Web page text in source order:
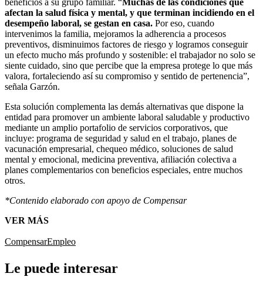
afectan la salud física y mental, y que terminan incidiendo en el
desempeño laboral, se gestan en casa. Por eso, cuando
intervenimos la familia, mejoramos la adherencia a procesos
preventivos, disminuimos factores de riesgo y logramos conseguir
un efecto mucho más profundo y sostenible: el trabajador no solo se
siente cuidado, sino que percibe que la empresa protege lo que más
valora, fortaleciendo así su compromiso y sentido de pertenencia”,
señala Garzón.
Esta solución complementa las demás alternativas que dispone la
entidad para promover un ambiente laboral saludable y productivo
mediante un amplio portafolio de servicios corporativos, que
incluye: programa de seguridad y salud en el trabajo, planes de
vacunación empresarial, chequeo médico, soluciones de salud
mental y emocional, medicina preventiva, afiliación colectiva a
planes complementarios con beneficios especiales, entre muchos
otros.
*Contenido elaborado con apoyo de Compensar
VER MÁS
CompensarEmpleo
Le puede interesar